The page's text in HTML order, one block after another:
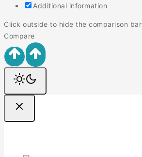
Additional information
Click outside to hide the comparison bar
Compare